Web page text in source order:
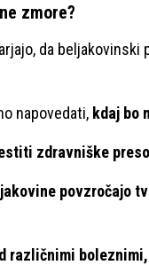
zmore?
da beljakovinski
napovedati, kdaj bo
zdravniške
povzročajo
različnimi